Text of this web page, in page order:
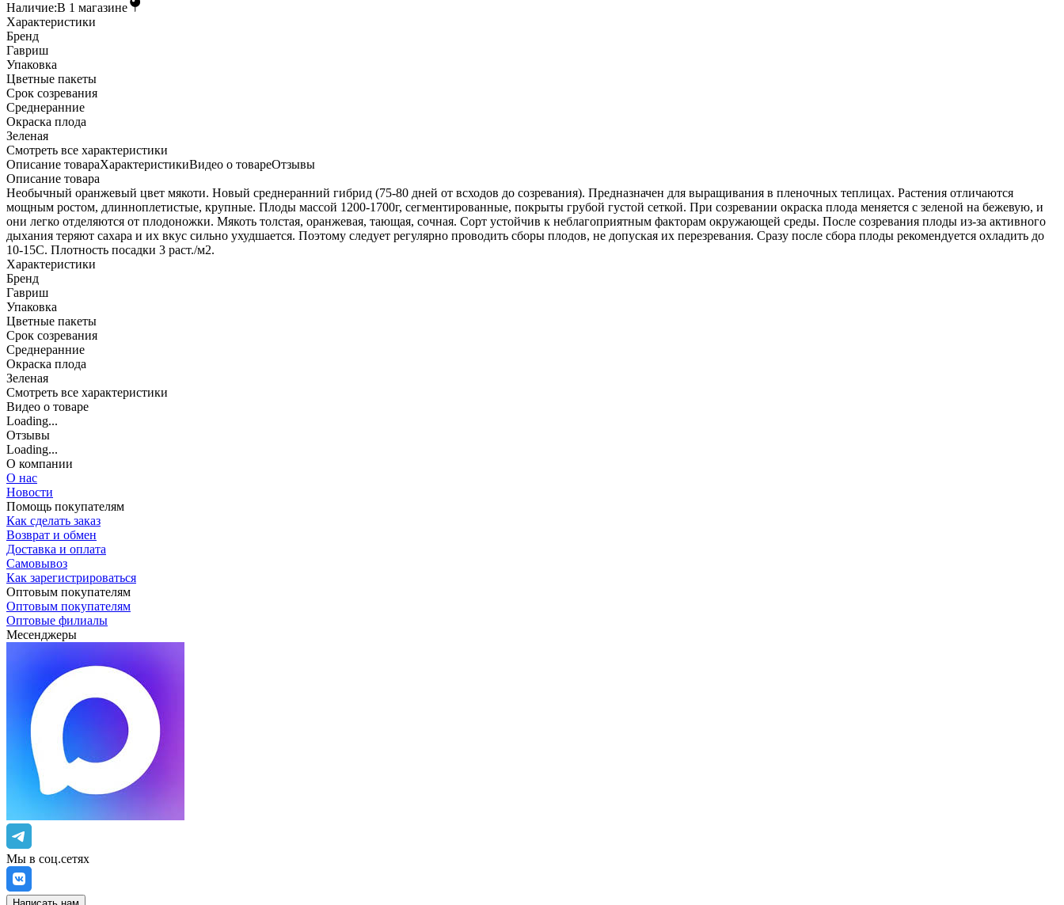
Наличие:В 1 магазине
Характеристики
Бренд
Гавриш
Упаковка
Цветные пакеты
Срок созревания
Среднеранние
Окраска плода
Зеленая
Cмотреть все характеристики
Описание товараХарактеристикиВидео о товареОтзывы
Описание товара
Необычный оранжевый цвет мякоти. Новый среднеранний гибрид (75-80 дней от всходов до созревания). Предназначен для выращивания в пленочных теплицах. Растения отличаются
мощным ростом, длинноплетистые, крупные. Плоды массой 1200-1700г, сегментированные, покрыты грубой густой сеткой. При созревании окраска плода меняется с зеленой на бежевую, и
они легко отделяются от плодоножки. Мякоть толстая, оранжевая, тающая, сочная. Сорт устойчив к неблагоприятным факторам окружающей среды. После созревания плоды из-за активного
дыхания теряют сахара и их вкус сильно ухудшается. Поэтому следует регулярно проводить сборы плодов, не допуская их перезревания. Сразу после сбора плоды рекомендуется охладить до
10-15С. Плотность посадки 3 раст./м2.
Характеристики
Бренд
Гавриш
Упаковка
Цветные пакеты
Срок созревания
Среднеранние
Окраска плода
Зеленая
Cмотреть все характеристики
Видео о товаре
Loading...
Отзывы
Loading...
О компании
О нас
Новости
Помощь покупателям
Как сделать заказ
Возврат и обмен
Доставка и оплата
Самовывоз
Как зарегистрироваться
Оптовым покупателям
Оптовым покупателям
Оптовые филиалы
Месенджеры
Мы в соц.сетях